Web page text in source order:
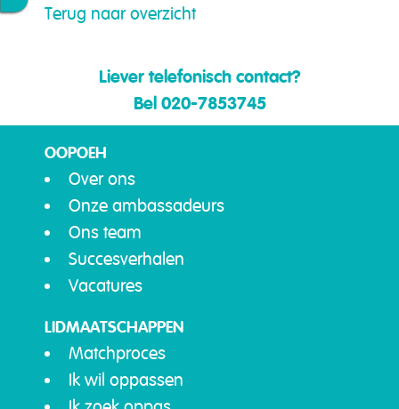
Terug naar overzicht
Liever telefonisch contact?
Bel 020-7853745
OOPOEH
Over ons
Onze ambassadeurs
Ons team
Succesverhalen
Vacatures
LIDMAATSCHAPPEN
Matchproces
Ik wil oppassen